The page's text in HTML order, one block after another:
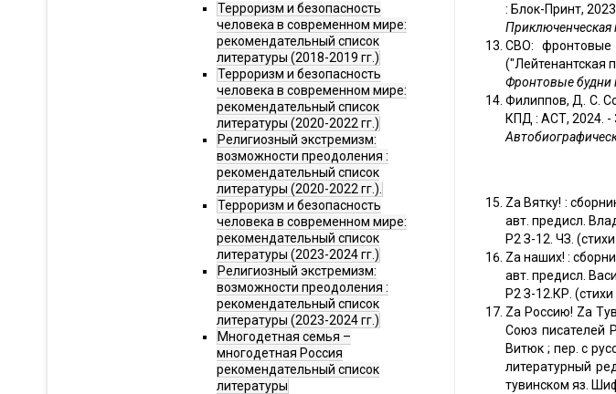
Терроризм и безопасность
человека в современном мире:
рекомендательный список
литературы (2018-2019 гг.)
Терроризм и безопасность
человека в современном мире:
рекомендательный список
литературы (2020-2022 гг.)
Религиозный экстремизм:
возможности преодоления :
рекомендательный список
литературы (2020-2022 гг.).
Терроризм и безопасность
человека в современном мире:
рекомендательный список
литературы (2023-2024 гг.)
Религиозный экстремизм:
возможности преодоления :
рекомендательный список
литературы (2023-2024 гг.)
Многодетная семья –
многодетная Россия
рекомендательный список
литературы
: Блок-Принт,
Приключенческая
СВО:
("Лейтенантская
Фронтовые будни
Филиппов, Д. С.
КПД : АСТ, 2024. -
Zа Вятку! :
авт. предисл.
Р2 З-12. ЧЗ.
Zа наших! :
авт. предисл.
Р2 З-12.КР. (стихи
Zа Россию! Zа
Союз писателей
Витюк ; пер. с
литературный
тувинском яз.